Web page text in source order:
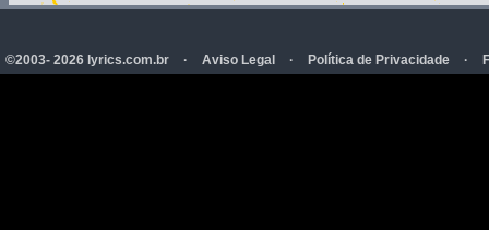
©2003- 2026 lyrics.com.br · Aviso Legal · Política de Privacidade ·